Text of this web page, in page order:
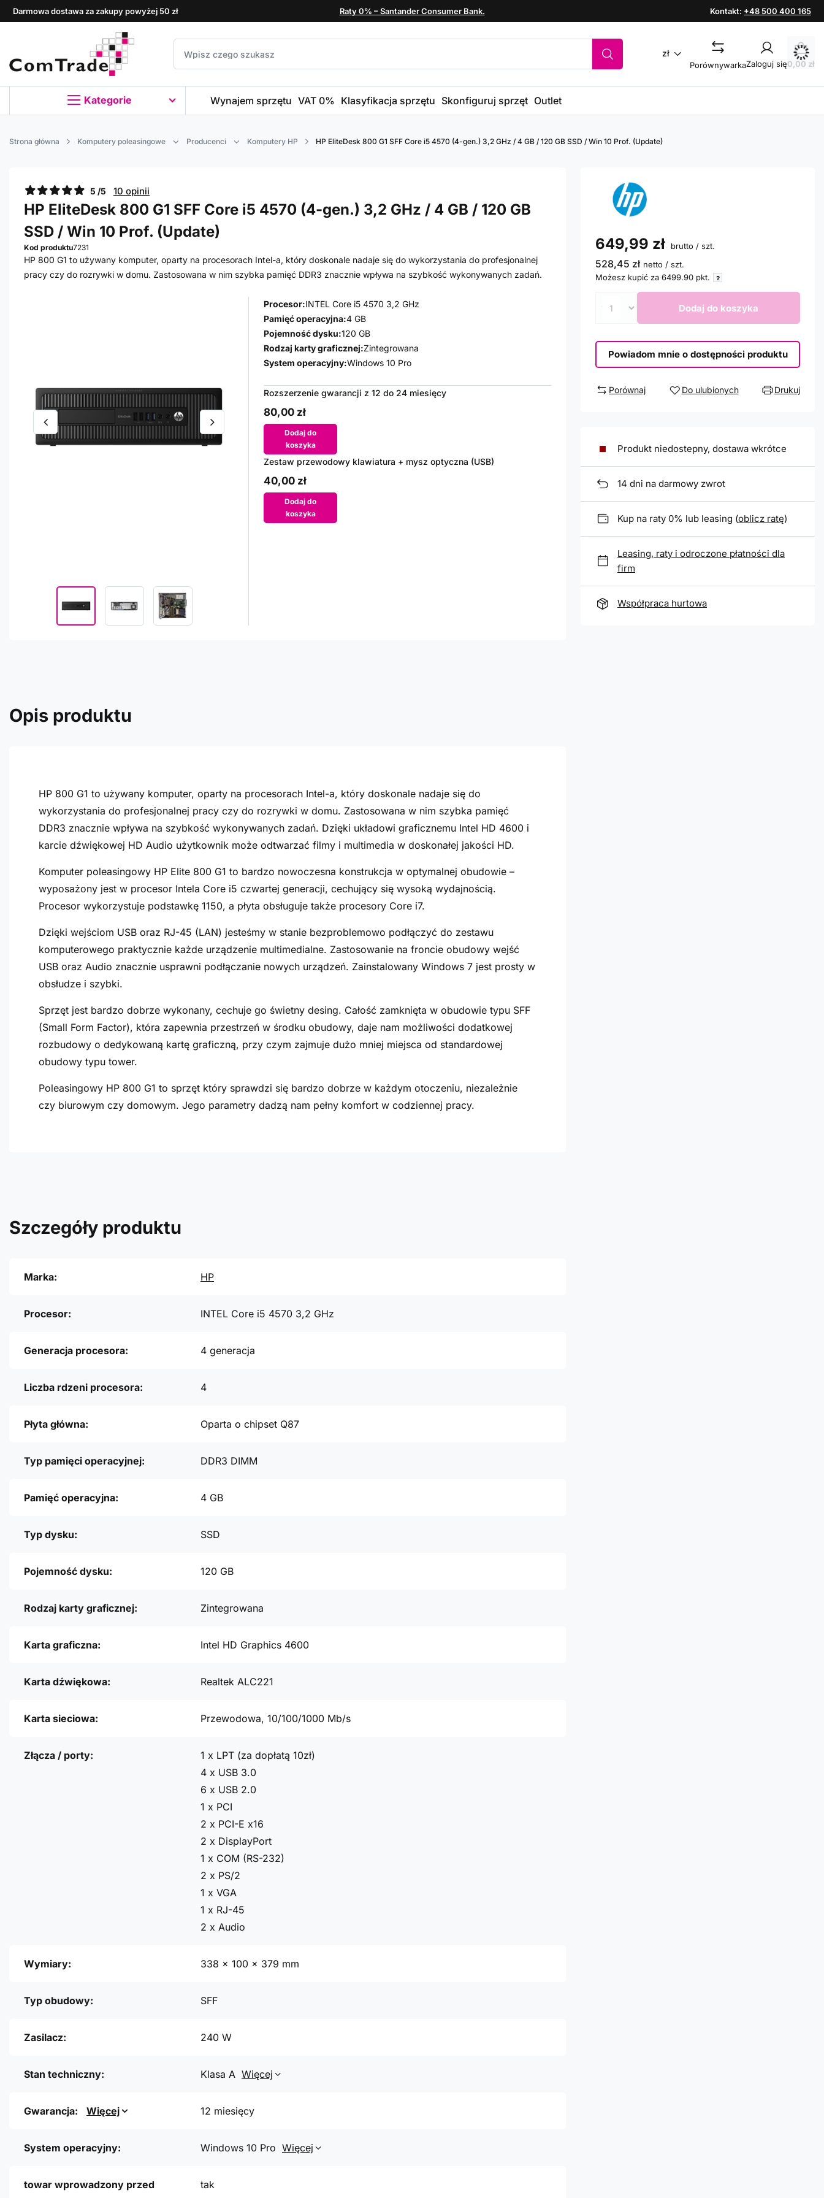
Darmowa dostawa za zakupy powyżej 50 zł Raty 0% – Santander Consumer Bank. Kontakt: +48 500 400 165
zł
PorównywarkaZaloguj się0,00 zł
Kategorie Wynajem sprzętu VAT 0% Klasyfikacja sprzętu Skonfiguruj sprzęt Outlet
Strona główna Komputery poleasingowe Producenci Komputery HP HP EliteDesk 800 G1 SFF Core i5 4570 (4-gen.) 3,2 GHz / 4 GB / 120 GB SSD / Win 10 Prof. (Update)
5 /5 10 opinii
HP EliteDesk 800 G1 SFF Core i5 4570 (4-gen.) 3,2 GHz / 4 GB / 120 GB
SSD / Win 10 Prof. (Update)
Kod produktu7231
HP 800 G1 to używany komputer, oparty na procesorach Intel-a, który doskonale nadaje się do wykorzystania do profesjonalnej
pracy czy do rozrywki w domu. Zastosowana w nim szybka pamięć DDR3 znacznie wpływa na szybkość wykonywanych zadań.
Procesor:INTEL Core i5 4570 3,2 GHz
Pamięć operacyjna:4 GB
Pojemność dysku:120 GB
Rodzaj karty graficznej:Zintegrowana
System operacyjny:Windows 10 Pro
Rozszerzenie gwarancji z 12 do 24 miesięcy
80,00 zł
Dodaj do
koszyka
Zestaw przewodowy klawiatura + mysz optyczna (USB)
40,00 zł
Dodaj do
koszyka
649,99 zł brutto / szt.
528,45 zł netto / szt.
Możesz kupić za 6499.90 pkt.
Dodaj do koszyka
Powiadom mnie o dostępności produktu
Porównaj Do ulubionych Drukuj
Produkt niedostepny, dostawa wkrótce
14 dni na darmowy zwrot
Kup na raty 0% lub leasing (oblicz ratę)
Leasing, raty i odroczone płatności dla
firm
Współpraca hurtowa
Opis produktu
HP 800 G1 to używany komputer, oparty na procesorach Intel-a, który doskonale nadaje się do
wykorzystania do profesjonalnej pracy czy do rozrywki w domu. Zastosowana w nim szybka pamięć
DDR3 znacznie wpływa na szybkość wykonywanych zadań. Dzięki układowi graficznemu Intel HD 4600 i
karcie dźwiękowej HD Audio użytkownik może odtwarzać filmy i multimedia w doskonałej jakości HD.
Komputer poleasingowy HP Elite 800 G1 to bardzo nowoczesna konstrukcja w optymalnej obudowie –
wyposażony jest w procesor Intela Core i5 czwartej generacji, cechujący się wysoką wydajnością.
Procesor wykorzystuje podstawkę 1150, a płyta obsługuje także procesory Core i7.
Dzięki wejściom USB oraz RJ-45 (LAN) jesteśmy w stanie bezproblemowo podłączyć do zestawu
komputerowego praktycznie każde urządzenie multimedialne. Zastosowanie na froncie obudowy wejść
USB oraz Audio znacznie usprawni podłączanie nowych urządzeń. Zainstalowany Windows 7 jest prosty w
obsłudze i szybki.
Sprzęt jest bardzo dobrze wykonany, cechuje go świetny desing. Całość zamknięta w obudowie typu SFF
(Small Form Factor), która zapewnia przestrzeń w środku obudowy, daje nam możliwości dodatkowej
rozbudowy o dedykowaną kartę graficzną, przy czym zajmuje dużo mniej miejsca od standardowej
obudowy typu tower.
Poleasingowy HP 800 G1 to sprzęt który sprawdzi się bardzo dobrze w każdym otoczeniu, niezależnie
czy biurowym czy domowym. Jego parametry dadzą nam pełny komfort w codziennej pracy.
Szczegóły produktu
Marka: HP
Procesor: INTEL Core i5 4570 3,2 GHz
Generacja procesora: 4 generacja
Liczba rdzeni procesora: 4
Płyta główna: Oparta o chipset Q87
Typ pamięci operacyjnej: DDR3 DIMM
Pamięć operacyjna: 4 GB
Typ dysku: SSD
Pojemność dysku: 120 GB
Rodzaj karty graficznej: Zintegrowana
Karta graficzna: Intel HD Graphics 4600
Karta dźwiękowa: Realtek ALC221
Karta sieciowa: Przewodowa, 10/100/1000 Mb/s
Złącza / porty:
1 x LPT (za dopłatą 10zł)
4 x USB 3.0
6 x USB 2.0
1 x PCI
2 x PCI-E x16
2 x DisplayPort
1 x COM (RS-232)
2 x PS/2
1 x VGA
1 x RJ-45
2 x Audio
Wymiary: 338 x 100 x 379 mm
Typ obudowy: SFF
Zasilacz: 240 W
Stan techniczny: Klasa A Więcej
Gwarancja: Więcej 12 miesięcy
System operacyjny: Windows 10 Pro Więcej
towar wprowadzony przed
tak